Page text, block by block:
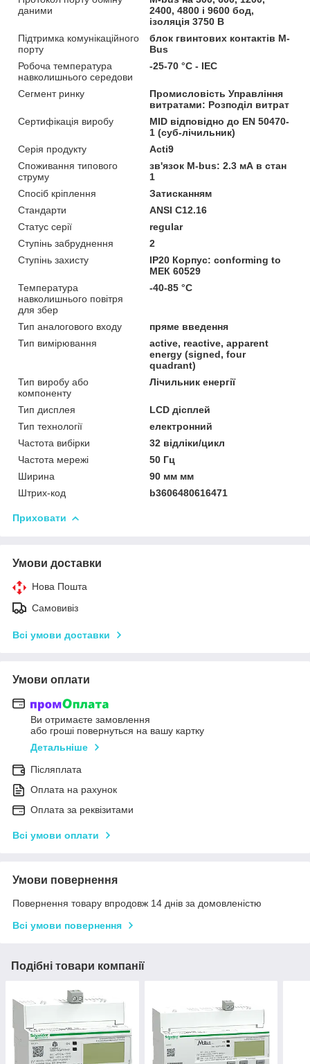
даними
2400, 4800 і 9600 бод,
ізоляція 3750 В
Підтримка комунікаційного
порту
блок гвинтових контактів M-
Bus
Робоча температура
навколишнього середови
-25-70 °C - IEC
Сегмент ринку
Промисловість Управління
витратами: Розподіл витрат
Сертифікація виробу
MID відповідно до EN 50470-
1 (суб-лічильник)
Серія продукту
Acti9
Споживання типового
струму
зв'язок M-bus: 2.3 мА в стан
1
Спосіб кріплення
Затисканням
Стандарти
ANSI C12.16
Статус серії
regular
Ступінь забруднення
2
Ступінь захисту
IP20 Корпус: conforming to
МЕК 60529
Температура
навколишнього повітря
для збер
-40-85 °C
Тип аналогового входу
пряме введення
Тип вимірювання
active, reactive, apparent
energy (signed, four
quadrant)
Тип виробу або
компоненту
Лічильник енергії
Тип дисплея
LCD дісплей
Тип технології
електронний
Частота вибірки
32 відліки/цикл
Частота мережі
50 Гц
Ширина
90 мм мм
Штрих-код
b3606480616471
Приховати
Умови доставки
Нова Пошта
Самовивіз
Всі умови доставки
Умови оплати
Ви отримаєте замовлення
або гроші повернуться на вашу картку
Детальніше
Післяплата
Оплата на рахунок
Оплата за реквізитами
Всі умови оплати
Умови повернення
Повернення товару впродовж 14 днів за домовленістю
Всі умови повернення
Подібні товари компанії